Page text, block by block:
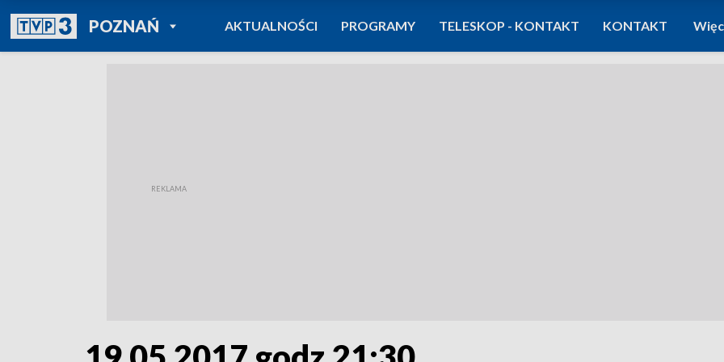
POZNAŃPOWRÓT DO
TVP REGIONY
AKTUALNOŚCI PROGRAMY TELESKOP - KONTAKT KONTAKT